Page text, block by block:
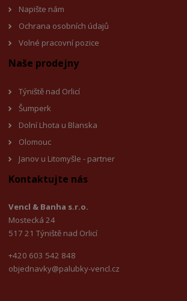
Napište nám
Ochrana osobních údajů
Volné pracovní pozice
Naše prodejny
Týniště nad Orlicí
Šumperk
Dolní Lhota u Blanska
Olomouc
Janov u Litomyšle - partner
Kontaktujte nás
Vencl & Banha s.r.o.
Mostecká 24
517 21 Týniště nad Orlicí
+420 603 542 848
objednavky@palubky-vencl.cz